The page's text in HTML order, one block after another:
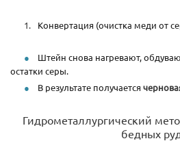
Конвертация (очистка меди от
Штейн снова нагревают,
остатки серы.
В результате получается
Гидрометаллургический
бедных